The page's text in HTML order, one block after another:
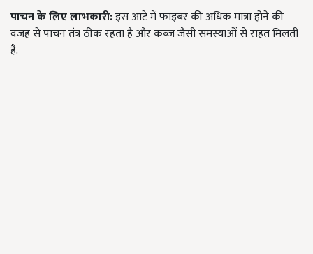
पाचन के लिए लाभकारी:इस आटे में फाइबर की अधिक मात्रा होने की
वजह से पाचन तंत्र ठीक रहता है और कब्ज जैसी समस्याओं से राहत मिलती
है.